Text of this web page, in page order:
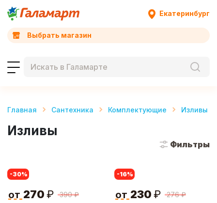
Екатеринбург
Выбрать магазин
Главная Сантехника Комплектующие Изливы
Изливы
Фильтры
-30%
390 ₽
от 270 ₽
-16%
276 ₽
от 230 ₽